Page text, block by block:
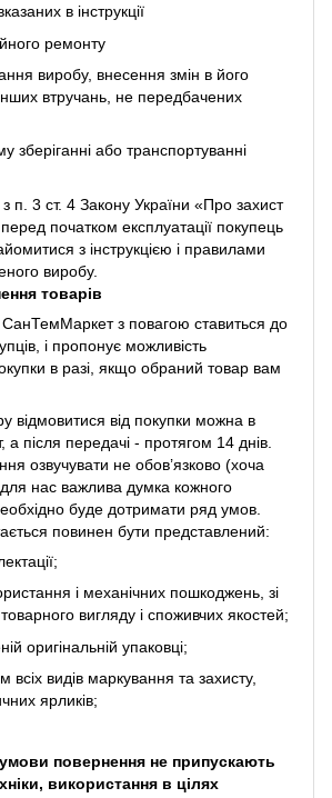
в інструкції
ремонту
виробу, внесення змін в його
інших втручань, не передбачених
зберіганні або транспортуванні
п. 3 ст. 4 Закону України «Про захист
початком експлуатації покупець
з інструкцією і правилами
виробу.
товарів
СанТемМаркет з повагою ставиться до
і пропонує можливість
в разі, якщо обраний товар вам
відмовитися від покупки можна в
після передачі - протягом 14 днів.
озвучувати не обов’язково (хоча
нас важлива думка кожного
буде дотримати ряд умов.
повинен бути представлений:
і механічних пошкоджень, зі
вигляду і споживчих якостей;
оригінальній упаковці;
всіх видів маркування та захисту,
ярликів;
повернення не припускають
використання в цілях